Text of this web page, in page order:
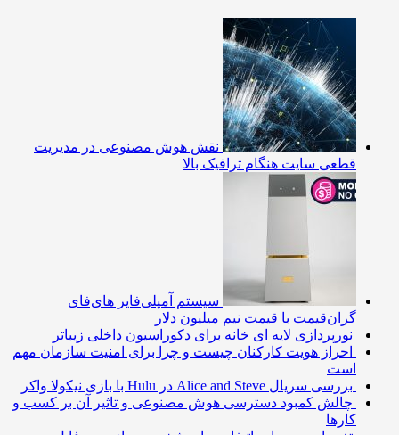
نقش هوش مصنوعی در مدیریت
قطعی سایت هنگام ترافیک بالا
سیستم آمپلی‌فایر های‌فای
گران‌قیمت با قیمت نیم میلیون دلار
نورپردازی لایه ای خانه برای دکوراسیون داخلی زیباتر
احراز هویت کارکنان چیست و چرا برای امنیت سازمان مهم
بررسی سریال Alice and Steve در Hulu با بازی نیکولا واکر
چالش کمبود دسترسی هوش مصنوعی و تاثیر آن بر کسب و
کارها